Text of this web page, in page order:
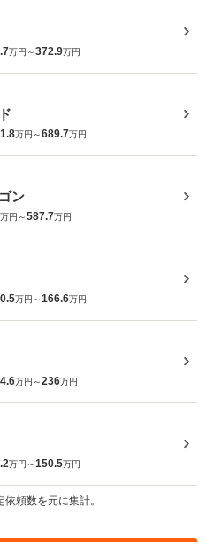
万円～372.9万円
万円～689.7万円
ン
万円～587.7万円
万円～166.6万円
万円～236万円
万円～150.5万円
頼数を元に集計。